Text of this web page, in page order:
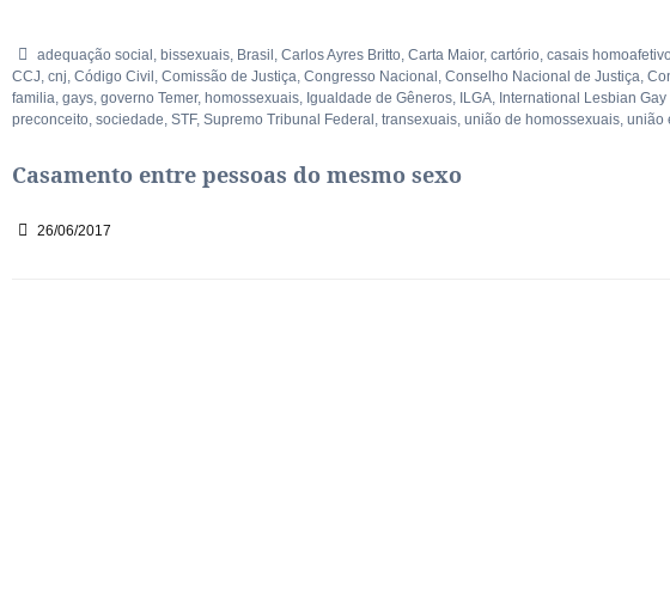
adequação social , bissexuais, Brasil , Carlos Ayres Britto, Carta Maior, cartório, casais
CCJ, cnj, Código Civil , Comissão de Justiça, Congresso Nacional , Conselho Nacional de Justiça,
familia, gays, governo Temer, homossexuais, Igualdade de Gêneros, ILGA, International Lesbian
preconceito, sociedade, STF, Supremo Tribunal Federal , transexuais, união de homossexuais, união
Casamento entre pessoas do mesmo sexo
26/06/2017